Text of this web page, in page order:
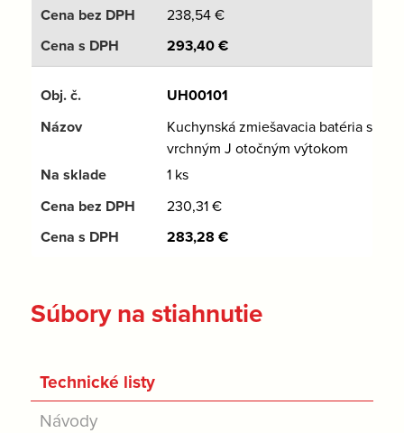
238,54€
293,40€
UH00101
Kuchynská zmiešavacia batéria s
vrchným J otočným výtokom
1 ks
230,31€
283,28 €
Súbory na stiahnutie
Technické listy
Návody